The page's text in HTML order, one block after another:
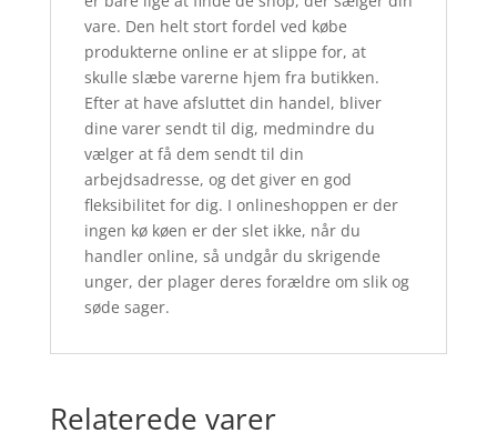
vare. Den helt stort fordel ved købe
produkterne online er at slippe for, at
skulle slæbe varerne hjem fra butikken.
Efter at have afsluttet din handel, bliver
dine varer sendt til dig, medmindre du
vælger at få dem sendt til din
arbejdsadresse, og det giver en god
fleksibilitet for dig. I onlineshoppen er der
ingen kø køen er der slet ikke, når du
handler online, så undgår du skrigende
unger, der plager deres forældre om slik og
søde sager.
Relaterede varer